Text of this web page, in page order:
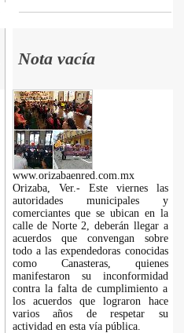
Nota vacía
www.orizabaenred.com.mx
Orizaba, Ver.- Este viernes las
autoridades municipales y
comerciantes que se ubican en la
calle de Norte 2, deberán llegar a
acuerdos que convengan sobre
todo a las expendedoras conocidas
como Canasteras, quienes
manifestaron su inconformidad
contra la falta de cumplimiento a
los acuerdos que lograron hace
varios años de respetar su
actividad en esta vía pública.